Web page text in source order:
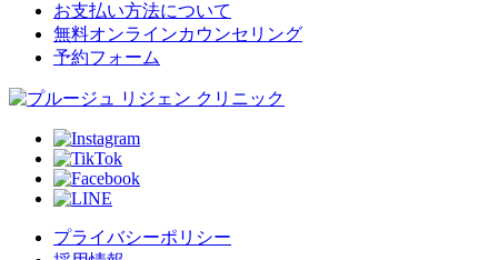
お支払い方法について
無料オンラインカウンセリング
予約フォーム
プライバシーポリシー